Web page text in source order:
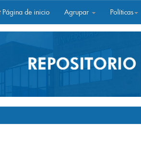
Página de inicio Agrupar Políticas